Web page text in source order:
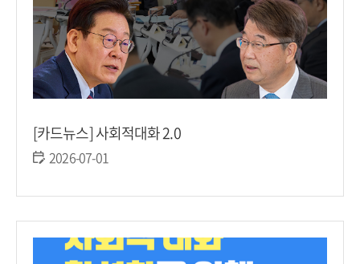
[카드뉴스] 사회적대화 2.0
2026-07-01